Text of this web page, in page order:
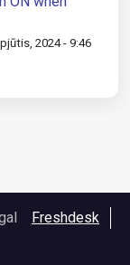
2024 - 9:46
Freshdesk